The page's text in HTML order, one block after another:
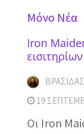
Mόνο Νέα
Iron
εισιτηρίων
19
Οι Iron